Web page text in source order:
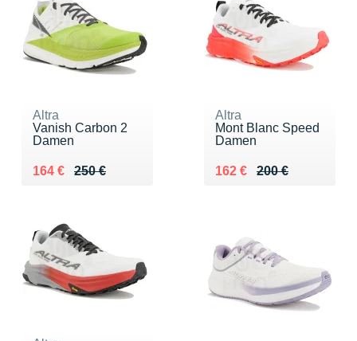
Altra
Vanish Carbon 2
Damen
250 €
Au lieu de 250 €
164 €
Vendu 164 €
Altra
Mont Blanc Speed
Damen
200 €
Au lieu de 200 €
162 €
Vendu 162 €